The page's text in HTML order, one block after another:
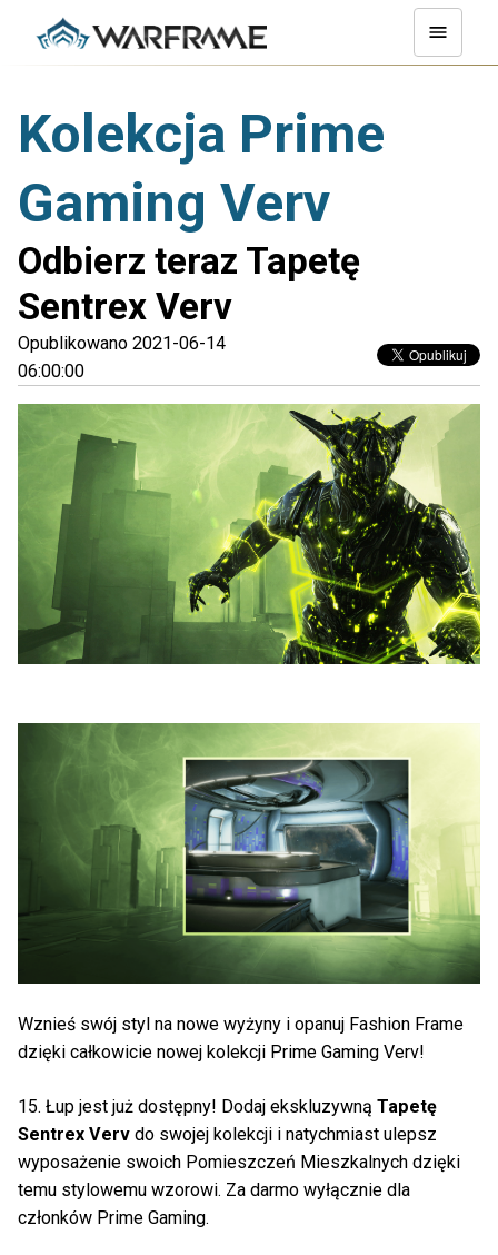
Kolekcja Prime
Gaming Verv
Odbierz teraz Tapetę
Sentrex Verv
Opublikowano 2021-06-14
06:00:00
Wznieś swój styl na nowe wyżyny i opanuj Fashion Frame
dzięki całkowicie nowej kolekcji Prime Gaming Verv!
15. Łup jest już dostępny! Dodaj ekskluzywną Tapetę
Sentrex Verv do swojej kolekcji i natychmiast ulepsz
wyposażenie swoich Pomieszczeń Mieszkalnych dzięki
temu stylowemu wzorowi. Za darmo wyłącznie dla
członków Prime Gaming.